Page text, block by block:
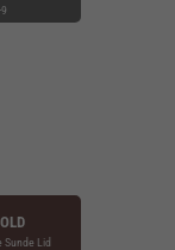
Sunde Lid